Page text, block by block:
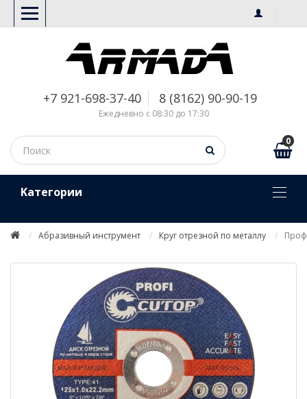
+7 921-698-37-40 8 (8162) 90-90-19
Ежедневно с 08:30 до 17:30
0
Kатегории
Абразивный инструмент Круг отрезной по металлу